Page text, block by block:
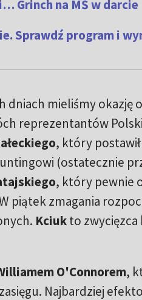
Grinch na MŚ w darcie
Sprawdź program i
dniach mieliśmy okazję
reprezentantów
, który postawił
(ostatecznie
, który pewnie
piątek zmagania
Kciukto zwycięzca
O'Connorem,
Najbardziej